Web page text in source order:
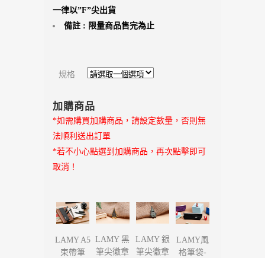
一律以”F”尖出貨
備註 : 限量商品售完為止
規格
加購商品
*如需購買加購商品，請設定數量，否則無
法順利送出訂單
*若不小心點選到加購商品，再次點擊即可
取消！
LAMY A5
束帶筆
LAMY 黑
筆尖徽章
LAMY 銀
筆尖徽章
LAMY風
格筆袋-